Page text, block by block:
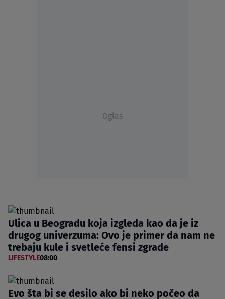
Oglas
Ulica u Beogradu koja izgleda kao da je iz
drugog univerzuma: Ovo je primer da nam ne
trebaju kule i svetleće fensi zgrade
LIFESTYLE08:00
Evo šta bi se desilo ako bi neko počeo da